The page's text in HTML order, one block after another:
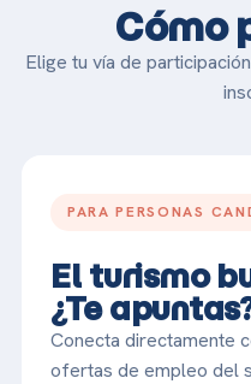
Cómo
Elige tu vía de
PARA PERSONAS
El turismo
¿Te
Conecta directamente
ofertas de empleo del